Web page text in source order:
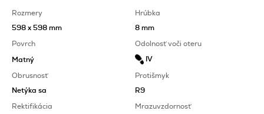
Rozmery
598 x 598 mm
Hrúbka
8 mm
Povrch
Matný
Odolnosť voči oteru
IV
Obrusnosť
Netýka sa
Protišmyk
R9
Rektifikácia Mrazuvzdornosť